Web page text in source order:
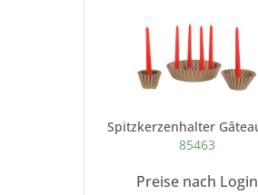
85463
Preise nach Login